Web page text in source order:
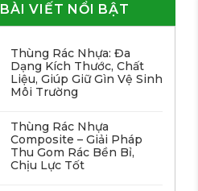
BÀI VIẾT NỔI BẬT
Thùng Rác Nhựa: Đa
Dạng Kích Thước, Chất
Liệu, Giúp Giữ Gìn Vệ Sinh
Môi Trường
Thùng Rác Nhựa
Composite – Giải Pháp
Thu Gom Rác Bền Bỉ,
Chịu Lực Tốt